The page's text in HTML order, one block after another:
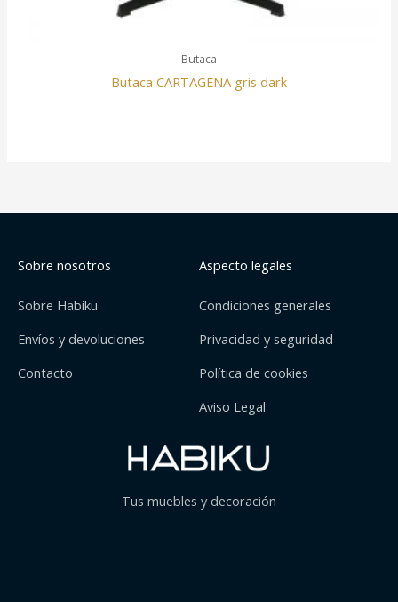
Butaca
Butaca CARTAGENA gris dark
Sobre nosotros
Sobre Habiku
Envíos y devoluciones
Contacto
Aspecto legales
Condiciones generales
Privacidad y seguridad
Política de cookies
Aviso Legal
Tus muebles y decoración